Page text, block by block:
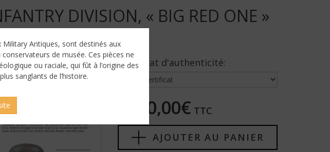
DIVISION, « BIG RED ONE »
Certificat d'authenticité:
7850,00€ TTC
AJOUTER AU PANIER
Antiques, sont destinés aux
de musée. Ces pièces ne
ou raciale, qui fût à l’origine des
sanglants de l’histoire.